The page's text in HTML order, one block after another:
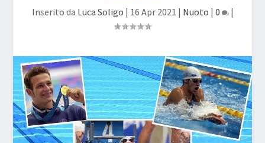
Inserito da Luca Soligo | 16 Apr 2021 | Nuoto | 0 |